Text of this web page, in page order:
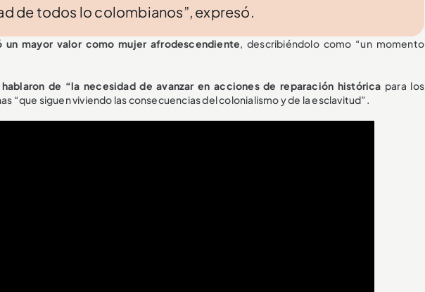
de todos lo colombianos”, expresó.
mayor valor como mujer afrodescendiente, describiéndolo como “un momento
hablaron de “la necesidad de avanzar en acciones de reparación histórica para los
“que siguen viviendo las consecuencias del colonialismo y de la esclavitud”.